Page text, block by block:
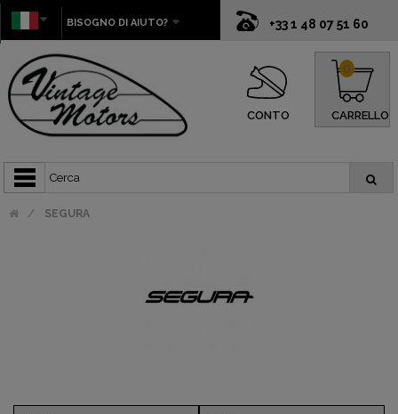
+33 1 48 07 51 60
BISOGNO DI AIUTO?
CONTO CARRELLO
0
SEGURA